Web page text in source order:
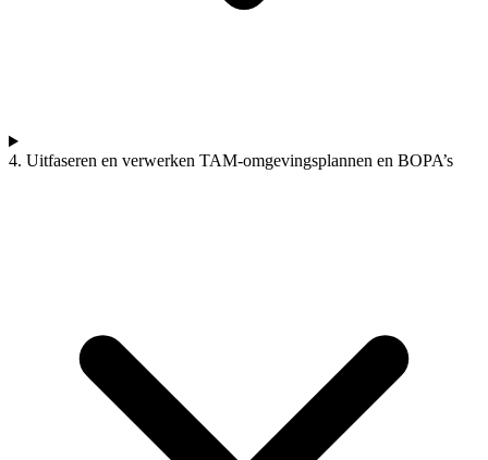
4. Uitfaseren en verwerken TAM-omgevingsplannen en BOPA’s